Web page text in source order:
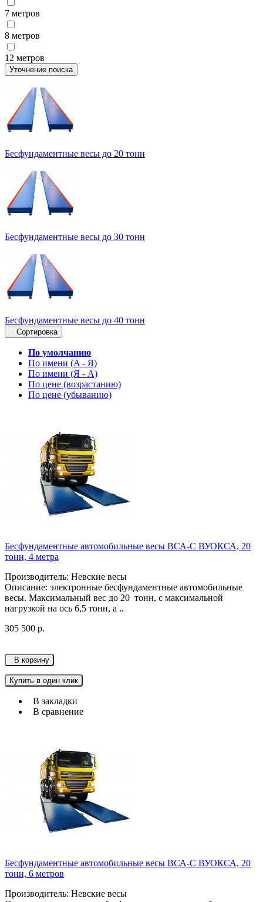
7 метров
8 метров
12 метров
Уточнение поиска
Бесфундаментные весы до 20 тонн
Бесфундаментные весы до 30 тонн
Бесфундаментные весы до 40 тонн
Сортировка
По умолчанию
По имени (A - Я)
По имени (Я - A)
По цене (возрастанию)
По цене (убыванию)
Бесфундаментные автомобильные весы ВСА-С ВУОКСА, 20
тонн, 4 метра
Производитель: Невские весы
Описание: электронные бесфундаментные автомобильные
весы. Максимальный вес до 20 тонн, с максимальной
нагрузкой на ось 6,5 тонн, а ..
305 500 р.
В корзину
Купить в один клик
В закладки
В сравнение
Бесфундаментные автомобильные весы ВСА-С ВУОКСА, 20
тонн, 6 метров
Производитель: Невские весы